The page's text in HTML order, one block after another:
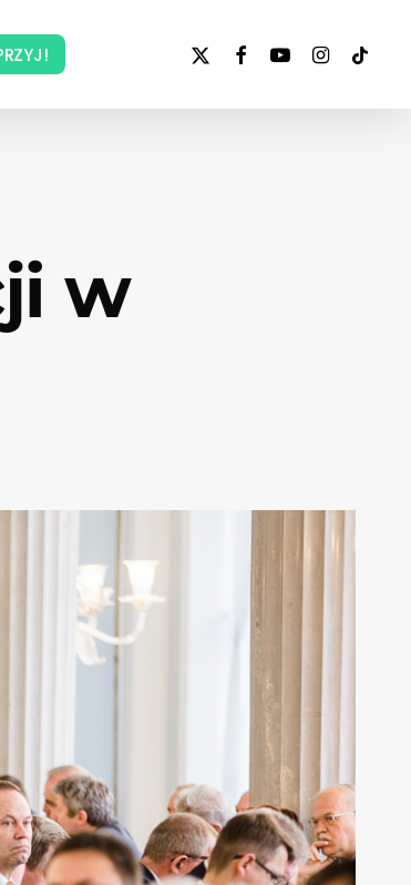
x-
facebookyoutubeinstagram
tiktok
w